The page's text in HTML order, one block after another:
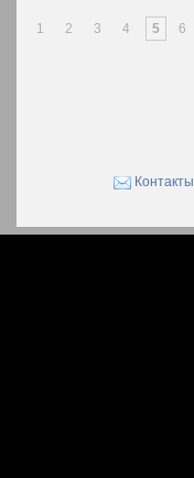
1 2 3 4 5 6
Контакты